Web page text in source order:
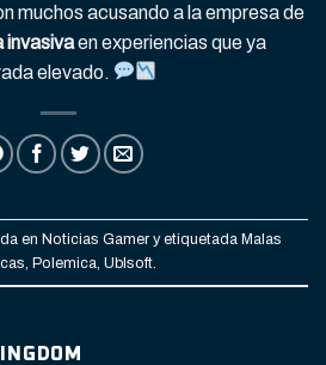
muchos acusando a la empresa de
invasivaen experiencias que ya
elevado.
en Noticias Gamery etiquetada Malas
, Polemica, UbIsoft.